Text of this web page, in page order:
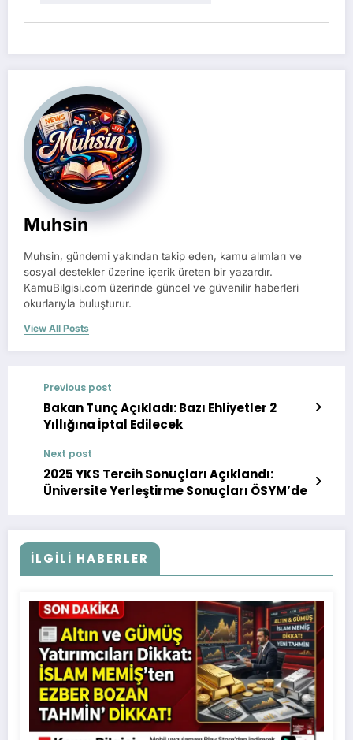
Muhsin
Muhsin, gündemi yakından takip eden, kamu alımları ve
sosyal destekler üzerine içerik üreten bir yazardır.
KamuBilgisi.com üzerinde güncel ve güvenilir haberleri
okurlarıyla buluşturur.
View All Posts
Previous post
Bakan Tunç Açıkladı: Bazı Ehliyetler 2
Yıllığına İptal Edilecek
Next post
2025 YKS Tercih Sonuçları Açıklandı:
Üniversite Yerleştirme Sonuçları ÖSYM’de
İLGILI HABERLER